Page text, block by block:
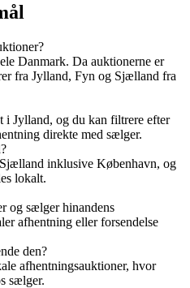
Danmark. Da auktionerne er
fra Jylland, Fyn og Sjælland fra
i Jylland, og du kan filtrere efter
direkte med sælger.
inklusive København, og
lokalt.
og sælger hinandens
afhentning eller forsendelse
den?
afhentningsauktioner, hvor
sælger.